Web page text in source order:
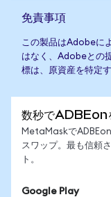
免責事項
この製品はAdobeに
はなく、Adobeとの
標は、原資産を特定
数秒でADBEon
MetaMaskでADBEon
スワップ。最も信頼
ト。
Google Play